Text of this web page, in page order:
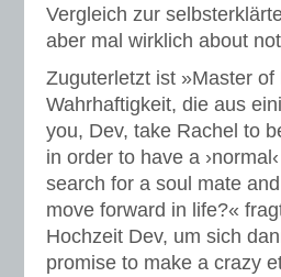
Vergleich zur
aber mal wirklich about
Zuguterletzt ist »Master
Wahrhaftigkeit, die aus
you, Dev, take Rachel to
in order to have a
search for a soul mate
move forward in life?«
Hochzeit Dev, um sich
promise to make a crazy